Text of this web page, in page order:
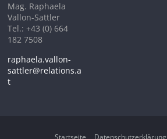
Mag. Raphaela
Vallon-Sattler
Tel.: +43 (0) 664
182 7508
raphaela.vallon-
sattler@relations.a
t